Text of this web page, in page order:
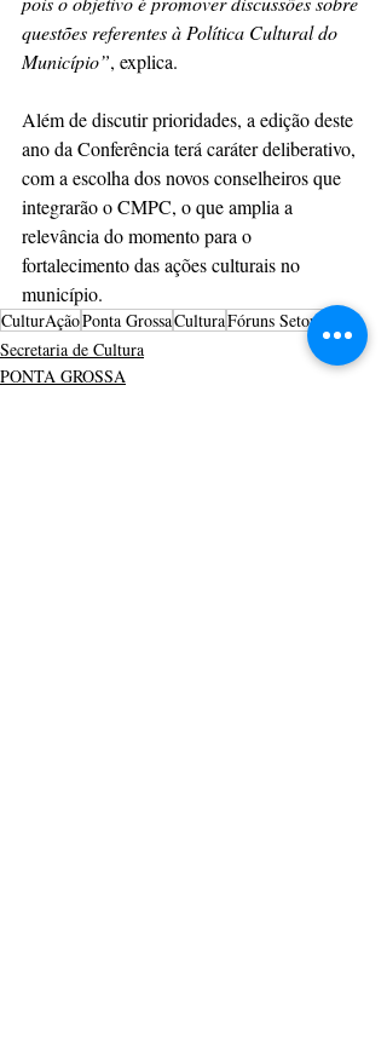
questões referentes à Política Cultural do
Município”, explica.
Além de discutir prioridades, a edição deste
ano da Conferência terá caráter deliberativo,
com a escolha dos novos conselheiros que
integrarão o CMPC, o que amplia a
relevância do momento para o
fortalecimento das ações culturais no
município.
CulturAçãoPonta GrossaCulturaFóruns Setoriais
Secretaria de Cultura
PONTA GROSSA